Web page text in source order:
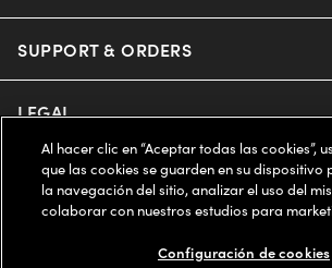
Oakley
Oakley Meta
Miu Miu
Our Sunglasses
Our Contact Lenses
Ray-Ban | Meta
Oakley Meta
Offers & Discount
Insurance
FSA & HSA
CareCredit Credit Card
SUPPORT & ORDERS
Help Center
Online Order Status
LEGAL
Privacy Policy
COMPANY INFO
Al hacer clic en “Aceptar todas las cookies”,
que las cookies se guarden en su
la navegación del sitio, analizar el uso del
colaborar con nuestros estudios para
Configuración de cookies